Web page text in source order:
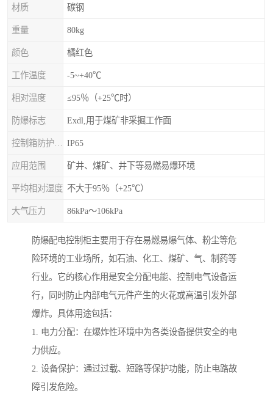
材质 碳钢
重量 80kg
颜色 橘红色
工作温度 -5~+40℃
相对温度 ≤95％（+25℃时）
防爆标志 Exdl,用于煤矿非采掘工作面
IP65
应用范围 矿井、煤矿、井下等易燃易爆环境
平均相对湿度 不大于95％（+25℃）
大气压力 86kPa～106kPa
防爆配电控制柜主要用于存在易燃易爆气体、粉尘等危
险环境的工业场所，如石油、化工、煤矿、气、制药等
行业。它的核心作用是安全分配电能、控制电气设备运
行，同时防止内部电气元件产生的火花或高温引发外部
爆炸。具体用途包括：
1. 电力分配：在爆炸性环境中为各类设备提供安全的电
力供应。
2. 设备保护：通过过载、短路等保护功能，防止电路故
障引发危险。